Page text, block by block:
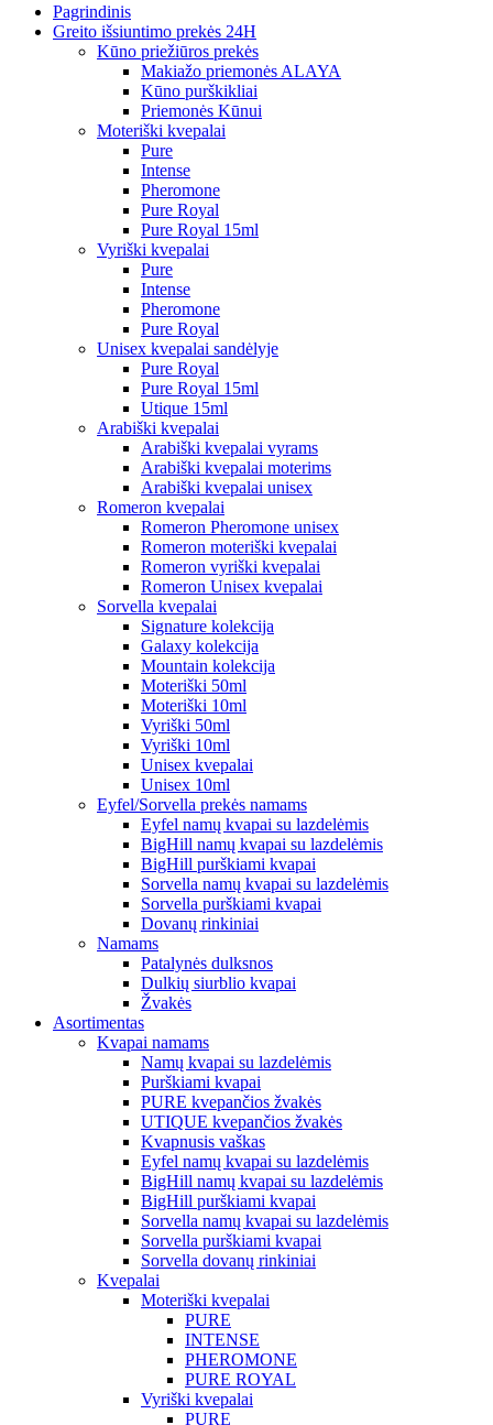
Pagrindinis
Greito išsiuntimo prekės 24H
Kūno priežiūros prekės
Makiažo priemonės ALAYA
Kūno purškikliai
Priemonės Kūnui
Moteriški kvepalai
Pure
Intense
Pheromone
Pure Royal
Pure Royal 15ml
Vyriški kvepalai
Pure
Intense
Pheromone
Pure Royal
Unisex kvepalai sandėlyje
Pure Royal
Pure Royal 15ml
Utique 15ml
Arabiški kvepalai
Arabiški kvepalai vyrams
Arabiški kvepalai moterims
Arabiški kvepalai unisex
Romeron kvepalai
Romeron Pheromone unisex
Romeron moteriški kvepalai
Romeron vyriški kvepalai
Romeron Unisex kvepalai
Sorvella kvepalai
Signature kolekcija
Galaxy kolekcija
Mountain kolekcija
Moteriški 50ml
Moteriški 10ml
Vyriški 50ml
Vyriški 10ml
Unisex kvepalai
Unisex 10ml
Eyfel/Sorvella prekės namams
Eyfel namų kvapai su lazdelėmis
BigHill namų kvapai su lazdelėmis
BigHill purškiami kvapai
Sorvella namų kvapai su lazdelėmis
Sorvella purškiami kvapai
Dovanų rinkiniai
Namams
Patalynės dulksnos
Dulkių siurblio kvapai
Žvakės
Asortimentas
Kvapai namams
Namų kvapai su lazdelėmis
Purškiami kvapai
PURE kvepančios žvakės
UTIQUE kvepančios žvakės
Kvapnusis vaškas
Eyfel namų kvapai su lazdelėmis
BigHill namų kvapai su lazdelėmis
BigHill purškiami kvapai
Sorvella namų kvapai su lazdelėmis
Sorvella purškiami kvapai
Sorvella dovanų rinkiniai
Kvepalai
Moteriški kvepalai
PURE
INTENSE
PHEROMONE
PURE ROYAL
Vyriški kvepalai
PURE